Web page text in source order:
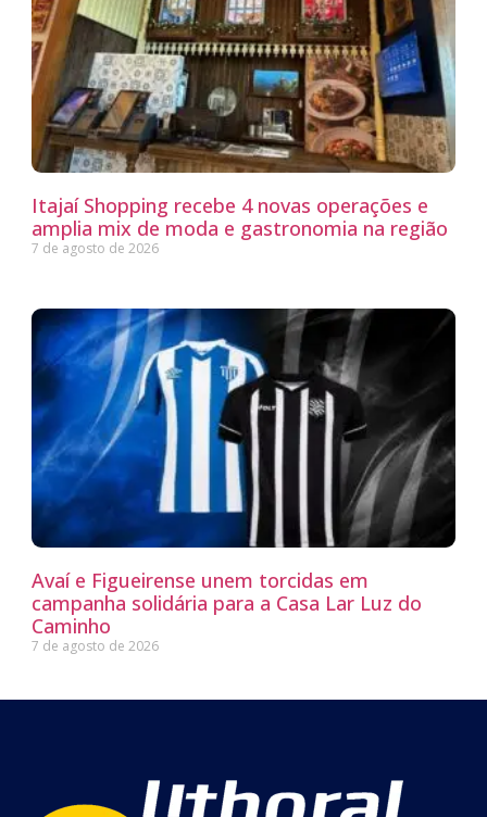
Itajaí Shopping recebe 4 novas operações e
amplia mix de moda e gastronomia na região
7 de agosto de 2026
Avaí e Figueirense unem torcidas em
campanha solidária para a Casa Lar Luz do
Caminho
7 de agosto de 2026